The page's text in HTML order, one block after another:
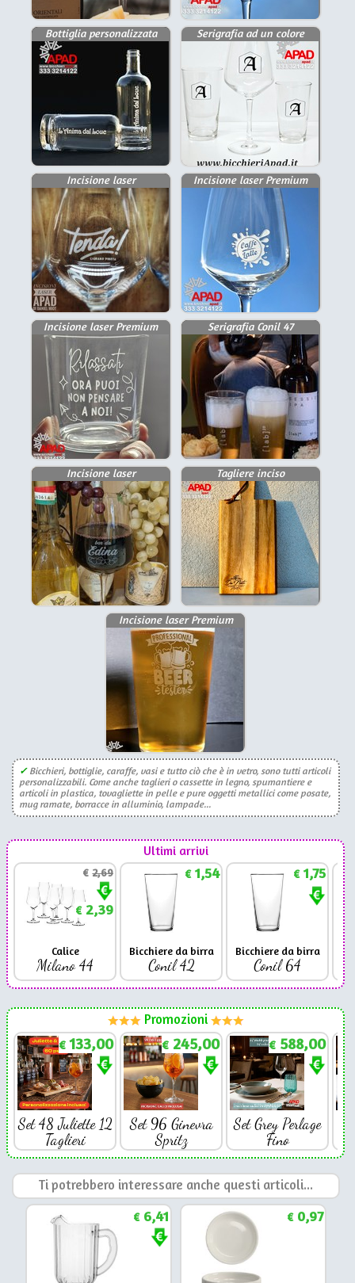
Bottiglia personalizzata Serigrafia ad un colore
Incisione laser Incisione laser Premium
Incisione laser Premium Serigrafia Conil 47
Incisione laser Tagliere inciso
Incisione laser Premium
✓Bicchieri, bottiglie, caraffe, vasi e tutto ciò che è in vetro, sono tutti articoli
personalizzabili. Come anche taglieri o cassette in legno, spumantiere e
articoli in plastica, tovagliette in pelle e pure oggetti metallici come posate,
mug ramate, borracce in alluminio, lampade...
Ultimi arrivi
€2,69
€2,39
Calice
Milano 44
€1,54
Bicchiere da birra
Conil 42
€1,75
Bicchiere da birra
Conil 64
Promozioni
€ 133,00
Set 48 Juliette 12
Taglieri
€ 245,00
Set 96 Ginevra
Spritz
€ 588,00
Set Grey Perlage
Fino
Ti potrebbero interessare anche questi articoli...
€6,41 €0,97